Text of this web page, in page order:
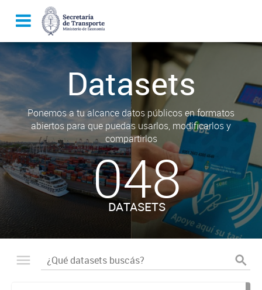
Datasets
Ponemos a tu alcance datos públicos en formatos
abiertos para que puedas usarlos, modificarlos y
compartirlos
048
DATASETS